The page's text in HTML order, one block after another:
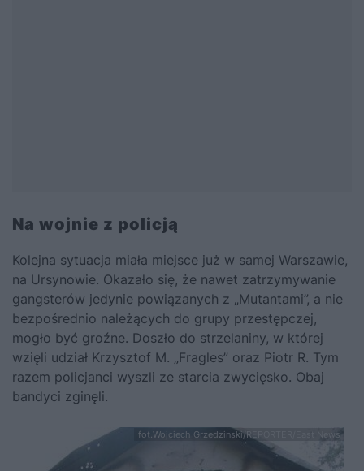
Na wojnie z policją
Kolejna sytuacja miała miejsce już w samej Warszawie,
na Ursynowie. Okazało się, że nawet zatrzymywanie
gangsterów jedynie powiązanych z „Mutantami”, a nie
bezpośrednio należących do grupy przestępczej,
mogło być groźne. Doszło do strzelaniny, w której
wzięli udział Krzysztof M. „Fragles” oraz Piotr R. Tym
razem policjanci wyszli ze starcia zwycięsko. Obaj
bandyci zginęli.
fot.Wojciech Grzedzinski/REPORTER/East News